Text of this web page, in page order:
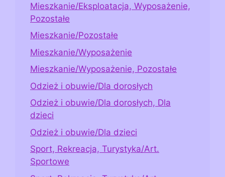
Mieszkanie/Eksploatacja, Wyposażenie,
Pozostałe
Mieszkanie/Pozostałe
Mieszkanie/Wyposażenie
Mieszkanie/Wyposażenie, Pozostałe
Odzież i obuwie/Dla dorosłych
Odzież i obuwie/Dla dorosłych, Dla
dzieci
Odzież i obuwie/Dla dzieci
Sport, Rekreacja, Turystyka/Art.
Sportowe